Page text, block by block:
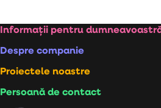
Subsol
Informații pentru
Despre companie
Proiectele noastre
Persoană de contact